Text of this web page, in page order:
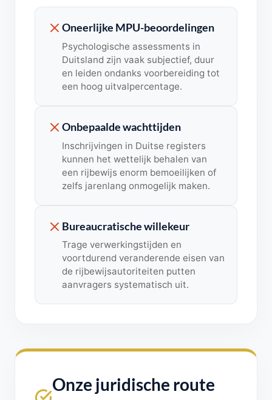
Oneerlijke MPU-beoordelingen
Psychologische assessments in
Duitsland zijn vaak subjectief, duur
en leiden ondanks voorbereiding tot
een hoog uitvalpercentage.
Onbepaalde wachttijden
Inschrijvingen in Duitse registers
kunnen het wettelijk behalen van
een rijbewijs enorm bemoeilijken of
zelfs jarenlang onmogelijk maken.
Bureaucratische willekeur
Trage verwerkingstijden en
voortdurend veranderende eisen van
de rijbewijsautoriteiten putten
aanvragers systematisch uit.
Onze juridische route